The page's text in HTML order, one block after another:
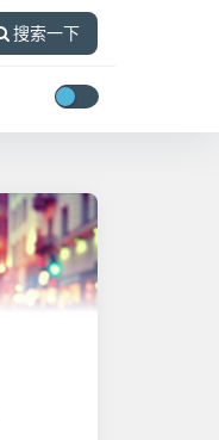
搜索一下